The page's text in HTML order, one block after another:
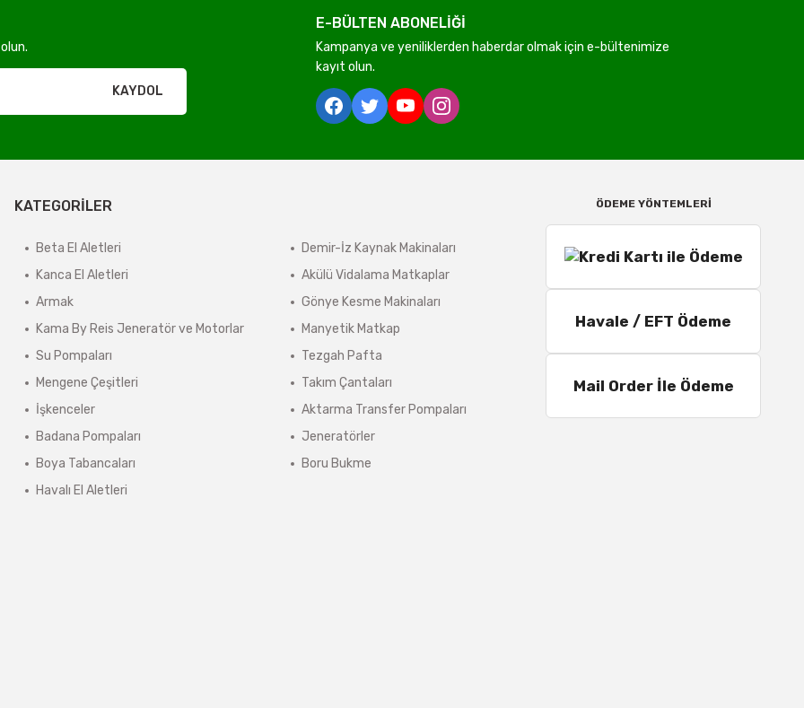
tabidir.
kargo ücreti karşı ödemeli olarak yansıtılabilir.
sistem tarafından otomatik olarak hesaplanmaktadır.
KAYDOL
E-BÜLTEN ABONELİĞİ
Kampanya ve yeniliklerden haberdar olmak için e-bültenimize
kayıt olun.
KATEGORİLER
Beta El Aletleri
Kanca El Aletleri
Armak
Kama By Reis Jeneratör ve Motorlar
Su Pompaları
Mengene Çeşitleri
İşkenceler
Badana Pompaları
Boya Tabancaları
Havalı El Aletleri
Demir-İz Kaynak Makinaları
Akülü Vidalama Matkaplar
Gönye Kesme Makinaları
Manyetik Matkap
Tezgah Pafta
Takım Çantaları
Aktarma Transfer Pompaları
Jeneratörler
Boru Bukme
ÖDEME YÖNTEMLERİ
Havale / EFT Ödeme
Mail Order İle Ödeme